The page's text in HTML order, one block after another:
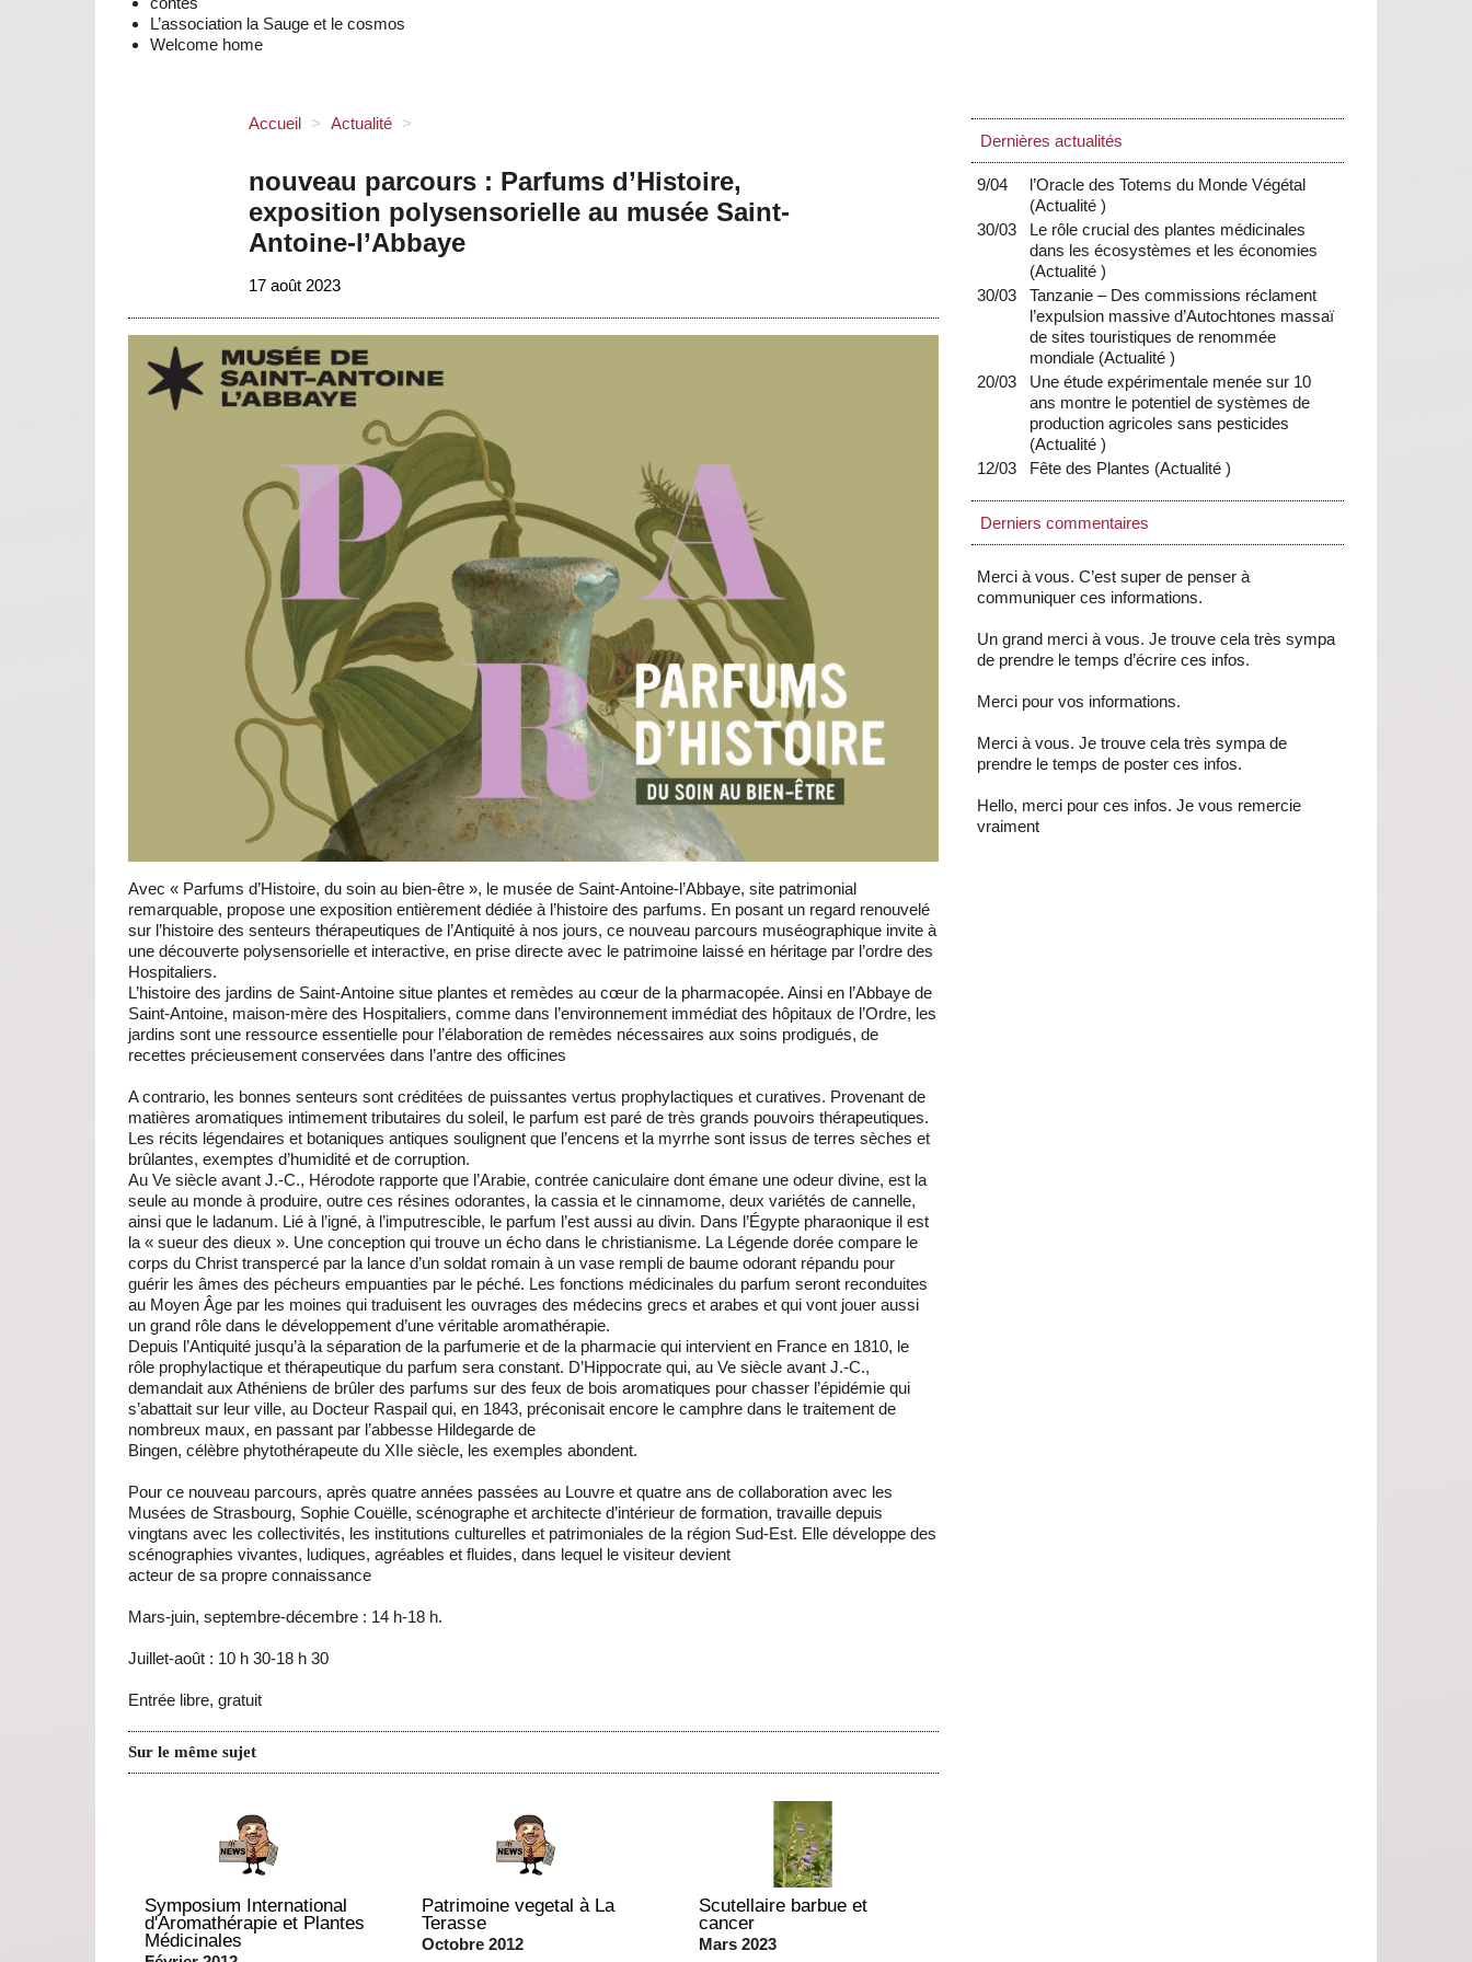
L’association la Sauge et le cosmos
Welcome home
Accueil > Actualité >
nouveau parcours : Parfums d’Histoire,
exposition polysensorielle au musée Saint-
Antoine-l’Abbaye
17 août 2023
Avec « Parfums d’Histoire, du soin au bien-être », le musée de Saint-Antoine-l’Abbaye, site patrimonial
remarquable, propose une exposition entièrement dédiée à l’histoire des parfums. En posant un regard renouvelé
sur l’histoire des senteurs thérapeutiques de l’Antiquité à nos jours, ce nouveau parcours muséographique invite à
une découverte polysensorielle et interactive, en prise directe avec le patrimoine laissé en héritage par l’ordre des
Hospitaliers.
L’histoire des jardins de Saint-Antoine situe plantes et remèdes au cœur de la pharmacopée. Ainsi en l’Abbaye de
Saint-Antoine, maison-mère des Hospitaliers, comme dans l’environnement immédiat des hôpitaux de l’Ordre, les
jardins sont une ressource essentielle pour l’élaboration de remèdes nécessaires aux soins prodigués, de
recettes précieusement conservées dans l’antre des officines
A contrario, les bonnes senteurs sont créditées de puissantes vertus prophylactiques et curatives. Provenant de
matières aromatiques intimement tributaires du soleil, le parfum est paré de très grands pouvoirs thérapeutiques.
Les récits légendaires et botaniques antiques soulignent que l’encens et la myrrhe sont issus de terres sèches et
brûlantes, exemptes d’humidité et de corruption.
Au Ve siècle avant J.-C., Hérodote rapporte que l’Arabie, contrée caniculaire dont émane une odeur divine, est la
seule au monde à produire, outre ces résines odorantes, la cassia et le cinnamome, deux variétés de cannelle,
ainsi que le ladanum. Lié à l’igné, à l’imputrescible, le parfum l’est aussi au divin. Dans l’Égypte pharaonique il est
la « sueur des dieux ». Une conception qui trouve un écho dans le christianisme. La Légende dorée compare le
corps du Christ transpercé par la lance d’un soldat romain à un vase rempli de baume odorant répandu pour
guérir les âmes des pécheurs empuanties par le péché. Les fonctions médicinales du parfum seront reconduites
au Moyen Âge par les moines qui traduisent les ouvrages des médecins grecs et arabes et qui vont jouer aussi
un grand rôle dans le développement d’une véritable aromathérapie.
Depuis l’Antiquité jusqu’à la séparation de la parfumerie et de la pharmacie qui intervient en France en 1810, le
rôle prophylactique et thérapeutique du parfum sera constant. D’Hippocrate qui, au Ve siècle avant J.-C.,
demandait aux Athéniens de brûler des parfums sur des feux de bois aromatiques pour chasser l’épidémie qui
s’abattait sur leur ville, au Docteur Raspail qui, en 1843, préconisait encore le camphre dans le traitement de
nombreux maux, en passant par l’abbesse Hildegarde de
Bingen, célèbre phytothérapeute du XIIe siècle, les exemples abondent.
Pour ce nouveau parcours, après quatre années passées au Louvre et quatre ans de collaboration avec les
Musées de Strasbourg, Sophie Couëlle, scénographe et architecte d’intérieur de formation, travaille depuis
vingtans avec les collectivités, les institutions culturelles et patrimoniales de la région Sud-Est. Elle développe des
scénographies vivantes, ludiques, agréables et fluides, dans lequel le visiteur devient
acteur de sa propre connaissance
Mars-juin, septembre-décembre : 14 h-18 h.
Juillet-août : 10 h 30-18 h 30
Entrée libre, gratuit
Sur le même sujet
Symposium International
d'Aromathérapie et Plantes
Médicinales
Patrimoine vegetal à La
Terasse
Octobre 2012
Scutellaire barbue et
cancer
Mars 2023
Dernières actualités
9/04
l’Oracle des Totems du Monde Végétal
(Actualité)
30/03
Le rôle crucial des plantes médicinales
dans les écosystèmes et les économies
(Actualité)
30/03
Tanzanie – Des commissions réclament
l’expulsion massive d’Autochtones massaï
de sites touristiques de renommée
mondiale (Actualité)
20/03
Une étude expérimentale menée sur 10
ans montre le potentiel de systèmes de
production agricoles sans pesticides
(Actualité)
12/03
Fête des Plantes (Actualité)
Derniers commentaires
Merci à vous. C’est super de penser à
communiquer ces informations.
Un grand merci à vous. Je trouve cela très sympa
de prendre le temps d’écrire ces infos.
Merci pour vos informations.
Merci à vous. Je trouve cela très sympa de
prendre le temps de poster ces infos.
Hello, merci pour ces infos. Je vous remercie
vraiment